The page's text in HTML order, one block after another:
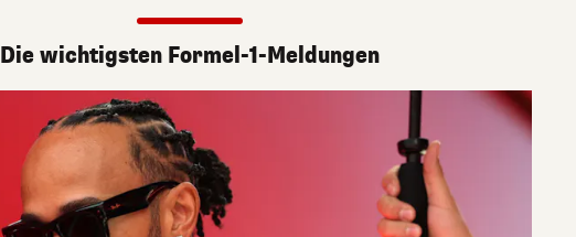
Die wichtigsten Formel-1-Meldungen